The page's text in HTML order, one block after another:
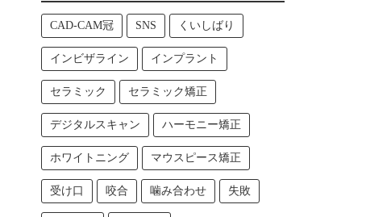
CAD-CAM冠 SNS くいしばり
インビザライン インプラント
セラミック セラミック矯正
デジタルスキャン ハーモニー矯正
ホワイトニング マウスピース矯正
受け口 咬合 噛み合わせ 失敗